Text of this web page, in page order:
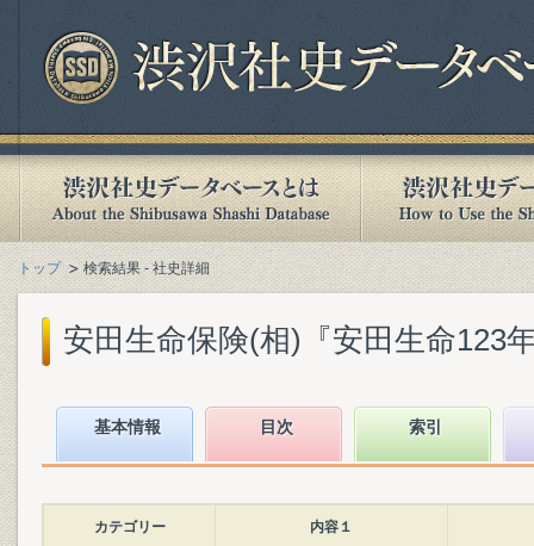
トップ 検索結果 - 社史詳細
安田生命保険(相)『安田生命123
基本情報 目次 索引
カテゴリー 内容１